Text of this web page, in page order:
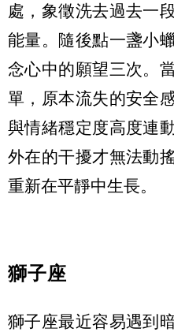
處，象徵洗去過去一
能量。隨後點一盞小
念心中的願望三次。
單，原本流失的安全
與情緒穩定度高度連
外在的干擾才無法動
重新在平靜中生長。
獅子座
獅子座最近容易遇到